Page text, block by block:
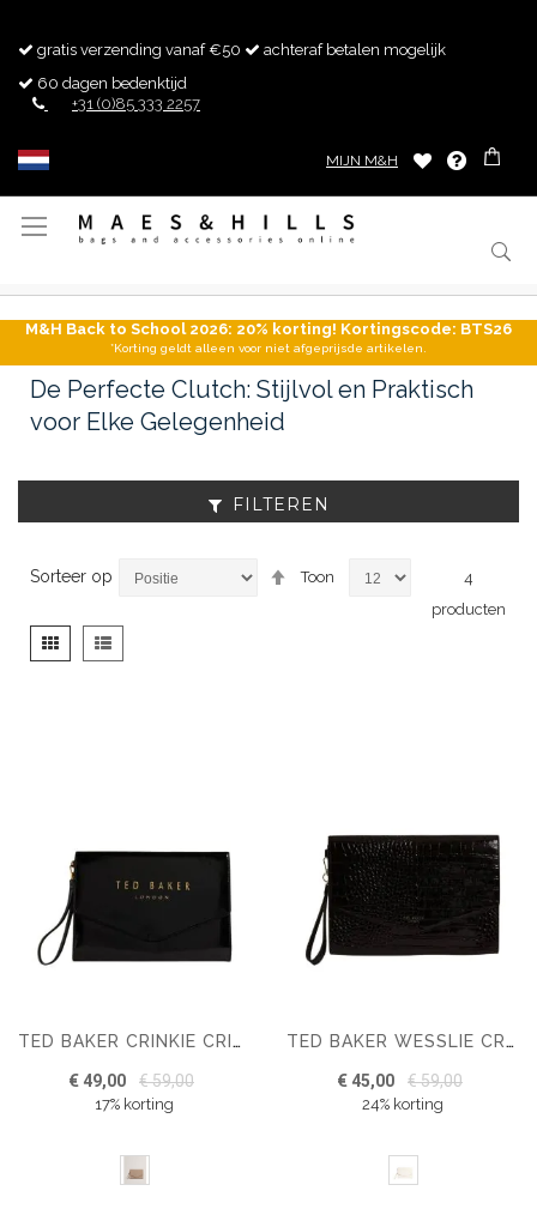
gratis verzending vanaf €50
achteraf betalen mogelijk
60 dagen bedenktijd
+31 (0)85 333 2257
MIJN M&H
Toggle
M&H Back to School 2026: 20% korting! Kortingscode: BTS26
*Korting geldt alleen voor niet afgeprijsde artikelen.
De Perfecte Clutch: Stijlvol en Praktisch
voor Elke Gelegenheid
FILTEREN
Sorteer op
Van
Toon
4
producten
Tonen
als
Foto-
tabel
Lijst
TED BAKER CRINKIE CRINKLE ICON POUCH
€ 49,00 € 59,00
17% korting
TED BAKER WESSLIE CROC EFFECT ICON ENVELOPE POUCH
€ 45,00 € 59,00
24% korting